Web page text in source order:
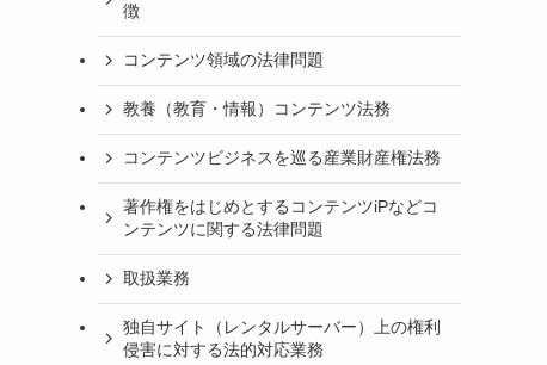
徴
コンテンツ領域の法律問題
教養（教育・情報）コンテンツ法務
コンテンツビジネスを巡る産業財産権法務
著作権をはじめとするコンテンツiPなどコ
ンテンツに関する法律問題
取扱業務
独自サイト（レンタルサーバー）上の権利
侵害に対する法的対応業務